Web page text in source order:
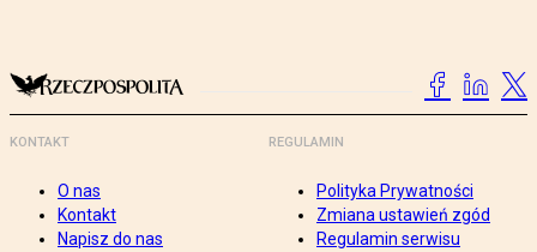
KONTAKT
O nas
Kontakt
Napisz do nas
REGULAMIN
Polityka Prywatności
Zmiana ustawień zgód
Regulamin serwisu